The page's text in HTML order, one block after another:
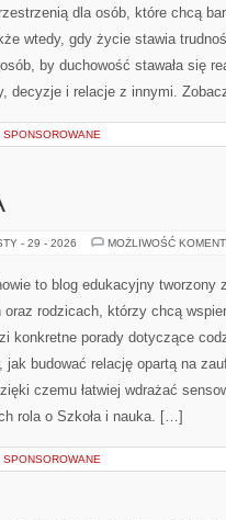
dla osób, które chcą
wtedy, gdy życie stawia
by duchowość stawała się
decyzje i relacje z innymi.
- 29 - 2026 MOŻLIWOŚĆ
to blog edukacyjny tworzony
rodzicach, którzy chcą
konkretne porady dotyczące
jak budować relację opartą na
czemu łatwiej wdrażać
rola o Szkoła i nauka. […]